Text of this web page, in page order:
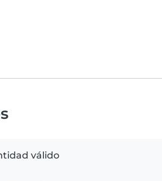
válido